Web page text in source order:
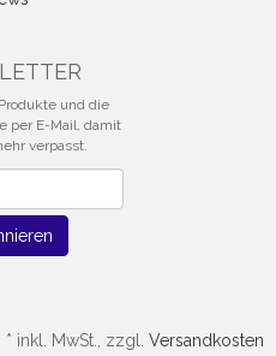
und die
per E-Mail, damit
verpasst.
* inkl. MwSt., zzgl. Versandkosten